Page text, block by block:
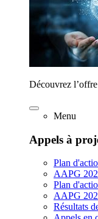
Découvrez
Menu
Appels à
Plan
AAPG
Plan
AAPG
Résultats